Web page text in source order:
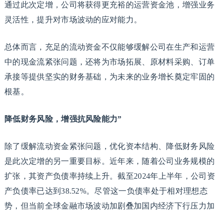
通过此次定增，公司将获得更充裕的运营资金池，增强业务
灵活性，提升对市场波动的应对能力。
总体而言，充足的流动资金不仅能够缓解公司在生产和运营
中的现金流紧张问题，还将为市场拓展、原材料采购、订单
承接等提供坚实的财务基础，为未来的业务增长奠定牢固的
根基。
降低财务风险，增强抗风险能力”
除了缓解流动资金紧张问题，优化资本结构、降低财务风险
是此次定增的另一重要目标。近年来，随着公司业务规模的
扩张，其资产负债率持续上升。截至2024年上半年，公司资
产负债率已达到38.52%。尽管这一负债率处于相对理想态
势，但当前全球金融市场波动加剧叠加国内经济下行压力加